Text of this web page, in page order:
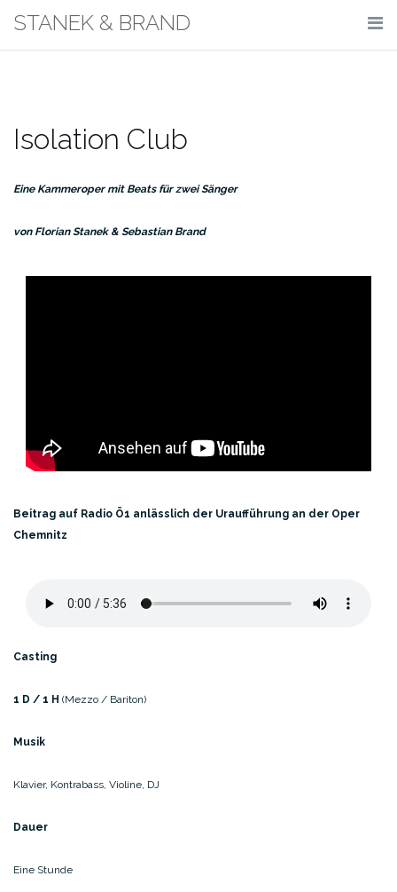
content
STANEK & BRAND
Isolation Club
Eine Kammeroper mit Beats für zwei Sänger
von Florian Stanek & Sebastian Brand
Beitrag auf Radio Ö1 anlässlich der Uraufführung an der Oper
Chemnitz
Casting
1 D / 1 H (Mezzo / Bariton)
Musik
Klavier, Kontrabass, Violine, DJ
Dauer
Eine Stunde